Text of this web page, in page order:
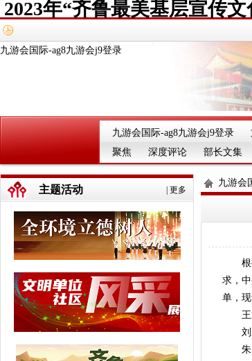
2023年“齐鲁最美基层宣传
九游会国际-ag8九游会j9登录
九游会国际-ag8九游会j9登录
聚焦
深度评论 部长文集
更多
主题活动
九游会
根据
求，
单，现
王术
刘永
朱月